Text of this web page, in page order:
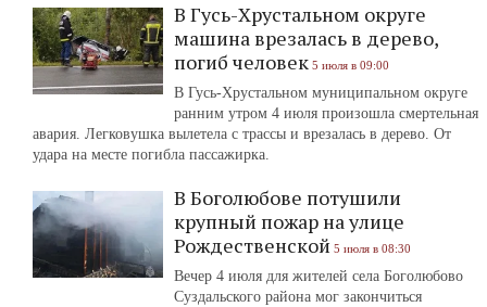
В Гусь-Хрустальном округе
машина врезалась в дерево,
погиб человек 5 июля в 09:00
В Гусь-Хрустальном муниципальном округе
ранним утром 4 июля произошла смертельная
авария. Легковушка вылетела с трассы и врезалась в дерево. От
удара на месте погибла пассажирка.
В Боголюбове потушили
крупный пожар на улице
Рождественской 5 июля в 08:30
Вечер 4 июля для жителей села Боголюбово
Суздальского района мог закончиться